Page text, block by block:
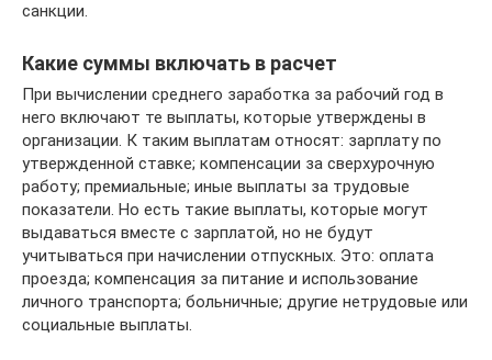
санкции.
Какие суммы включать в расчет
При вычислении среднего заработка за рабочий год в
него включают те выплаты, которые утверждены в
организации. К таким выплатам относят: зарплату по
утвержденной ставке; компенсации за сверхурочную
работу; премиальные; иные выплаты за трудовые
показатели. Но есть такие выплаты, которые могут
выдаваться вместе с зарплатой, но не будут
учитываться при начислении отпускных. Это: оплата
проезда; компенсация за питание и использование
личного транспорта; больничные; другие нетрудовые или
социальные выплаты.